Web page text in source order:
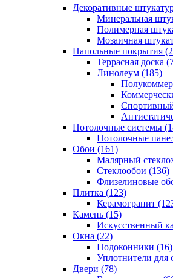
Декоративные
Минеральная
Полимерная
Мозаичная
Напольные покрытия
Террасная доска
Линолеум (185)
Потолочные системы
Потолочные
Обои (161)
Малярный
Стеклообои (136)
Флизелиновые
Плитка (123)
Керамогранит
Камень (15)
Искусственный
Окна (22)
Подоконники (16)
Уплотнители для
Двери (78)